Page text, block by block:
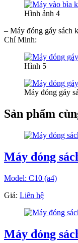
Hình ảnh 4
– Máy đóng gáy sách
Chí Minh:
Hình 5
Máy đóng gáy
Sản phẩm
Máy đóng
Model: C10 (a4)
Giá: Liên hệ
Máy đóng